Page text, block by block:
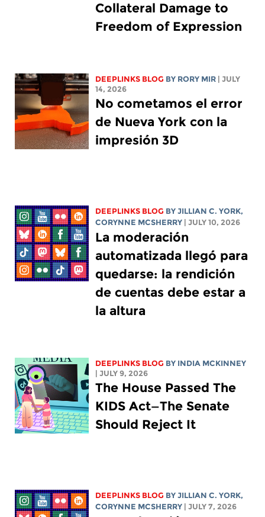
Collateral Damage to
Freedom of Expression
DEEPLINKS BLOG BY RORY MIR
| JULY
14, 2026
No cometamos el error
de Nueva York con la
impresión 3D
DEEPLINKS BLOG BYJILLIAN C. YORK,
CORYNNE MCSHERRY
| JULY 10, 2026
La moderación
automatizada llegó para
quedarse: la rendición
de cuentas debe estar a
la altura
DEEPLINKS BLOG BY INDIA MCKINNEY
| JULY 9, 2026
The House Passed The
KIDS Act—The Senate
Should Reject It
DEEPLINKS BLOG BYJILLIAN C. YORK,
CORYNNE MCSHERRY
| JULY 7, 2026